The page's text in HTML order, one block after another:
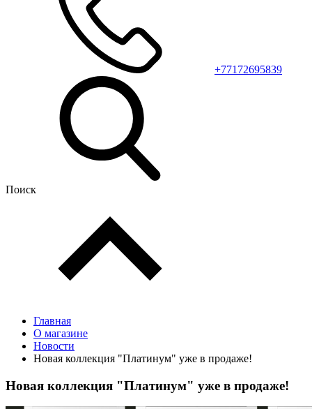
+77172695839
Поиск
Главная
О магазине
Новости
Новая коллекция "Платинум" уже в продаже!
Новая коллекция "Платинум" уже в продаже!